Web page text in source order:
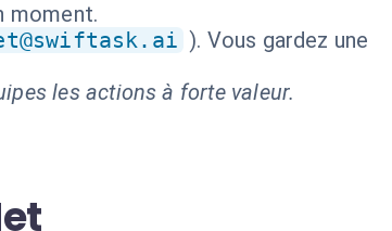
moment.
). Vous gardez une
les actions à forte valeur.